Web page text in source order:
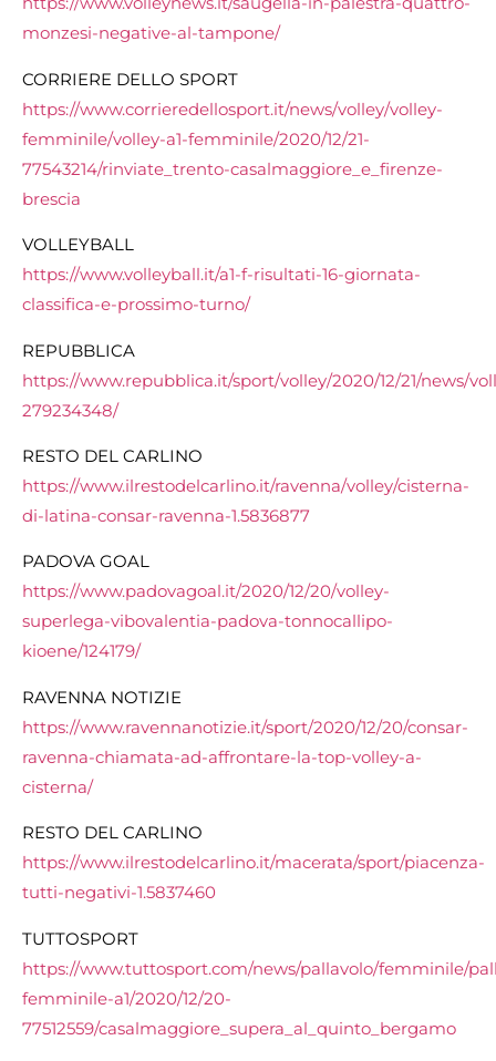
monzesi-negative-al-tampone/
CORRIERE DELLO SPORT
https://www.corrieredellosport.it/news/volley/volley-
femminile/volley-a1-femminile/2020/12/21-
77543214/rinviate_trento-casalmaggiore_e_firenze-
brescia
VOLLEYBALL
https://www.volleyball.it/a1-f-risultati-16-giornata-
classifica-e-prossimo-turno/
REPUBBLICA
https://www.repubblica.it/sport/volley/2020/12/21/news/
279234348/
RESTO DEL CARLINO
https://www.ilrestodelcarlino.it/ravenna/volley/cisterna-
di-latina-consar-ravenna-1.5836877
PADOVA GOAL
https://www.padovagoal.it/2020/12/20/volley-
superlega-vibovalentia-padova-tonnocallipo-
kioene/124179/
RAVENNA NOTIZIE
https://www.ravennanotizie.it/sport/2020/12/20/consar-
ravenna-chiamata-ad-affrontare-la-top-volley-a-
cisterna/
RESTO DEL CARLINO
https://www.ilrestodelcarlino.it/macerata/sport/piacenza-
tutti-negativi-1.5837460
TUTTOSPORT
https://www.tuttosport.com/news/pallavolo/femminile/
femminile-a1/2020/12/20-
77512559/casalmaggiore_supera_al_quinto_bergamo